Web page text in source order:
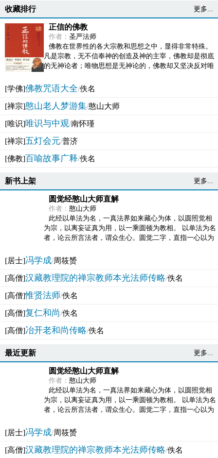
收藏排行 更多...
正信的佛教
作者： 圣严法师
佛教在世界性的各大宗教和思想之中，显得非常特殊。
凡是宗教，无不信奉神的创造及神的主宰，佛教却是彻底
的无神论者；唯物思想是无神论的，佛教却又坚决反对唯
[学佛]佛教咒语大全/佚名
[禅宗]憨山老人梦游集/憨山大师
[唯识]唯识与中观/南怀瑾
[禅宗]五灯会元/普济
[佛教]百喻故事广释/佚名
新书上架 更多...
圆觉经憨山大师直解
作者： 憨山大师
此经以单法为名，一真法界如来藏心为体，以圆照觉相
为宗，以离妄证真为用，以一乘圆顿为教相。 以单法为名
者，论云所言法者，谓众生心。圆觉二字，直指一心以为
[居士]冯学成/周筱赟
[高僧]汉藏教理院的禅宗教师本光法师传略/佚名
[高僧]惟贤法师/佚名
[高僧]复仁和尚/佚名
[高僧]冶开老和尚传略/佚名
最近更新 更多...
圆觉经憨山大师直解
作者： 憨山大师
此经以单法为名，一真法界如来藏心为体，以圆照觉相
为宗，以离妄证真为用，以一乘圆顿为教相。 以单法为名
者，论云所言法者，谓众生心。圆觉二字，直指一心以为
[居士]冯学成/周筱赟
[高僧]汉藏教理院的禅宗教师本光法师传略/佚名